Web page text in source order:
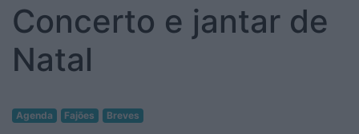
Concerto e jantar de
Natal
Agenda Fajões Breves